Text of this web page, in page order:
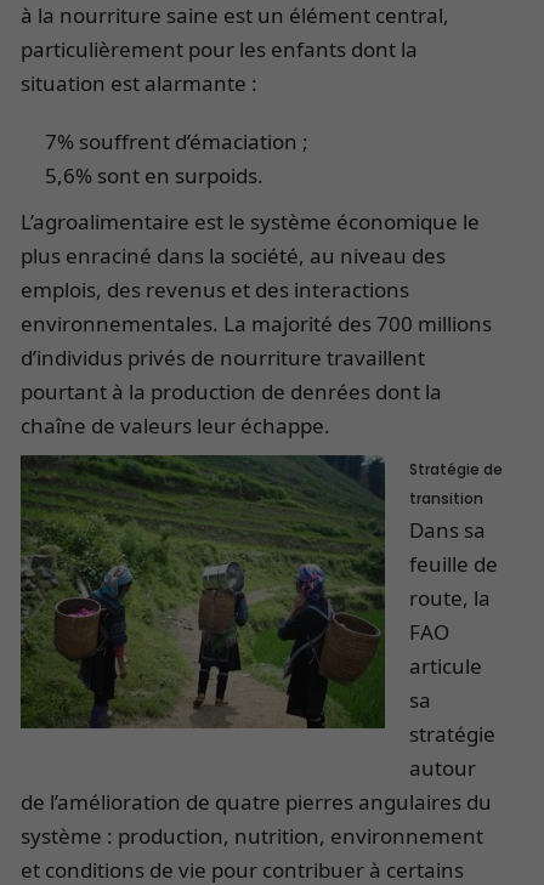
à la nourriture saine est un élément central,
particulièrement pour les enfants dont la
situation est alarmante :
7% souffrent d’émaciation ;
5,6% sont en surpoids.
L’agroalimentaire est le système économique le
plus enraciné dans la société, au niveau des
emplois, des revenus et des interactions
environnementales. La majorité des 700 millions
d’individus privés de nourriture travaillent
pourtant à la production de denrées dont la
chaîne de valeurs leur échappe.
Stratégie de
transition
Dans sa
feuille de
route, la
FAO
articule
sa
stratégie
autour
de l’amélioration de quatre pierres angulaires du
système : production, nutrition, environnement
et conditions de vie pour contribuer à certains